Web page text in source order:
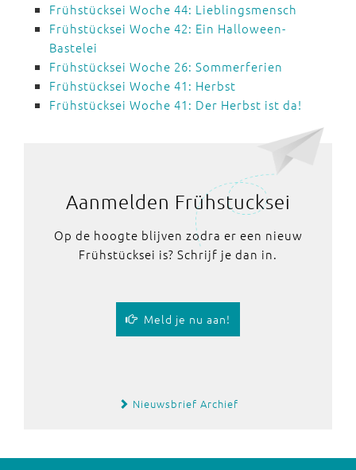
Frühstücksei Woche 44: Lieblingsmensch
Frühstücksei Woche 42: Ein Halloween-
Bastelei
Frühstücksei Woche 26: Sommerferien
Frühstücksei Woche 41: Herbst
Frühstücksei Woche 41: Der Herbst ist da!
Aanmelden Frühstucksei
Op de hoogte blijven zodra er een nieuw
Frühstücksei is? Schrijf je dan in.
Meld je nu aan!
Nieuwsbrief Archief